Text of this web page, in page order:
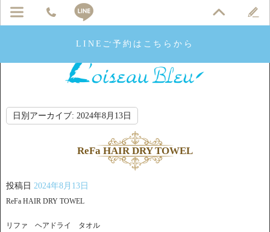
LINEご予約はこちらから
日別アーカイブ: 2024年8月13日
ReFa HAIR DRY TOWEL
投稿日 2024年8月13日
ReFa HAIR DRY TOWEL
リファ ヘアドライ タオル